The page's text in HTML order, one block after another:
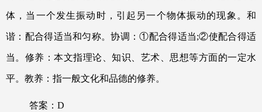
体，当一个发生振动时，引起另一个物体振动的现象。和
谐：配合得适当和匀称。协调：①配合得适当;②使配合得适
当。修养：本文指理论、知识、艺术、思想等方面的一定水
平。教养：指一般文化和品德的修养。
答案： D